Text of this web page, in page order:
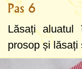
Pas 6
Lăsați
prosop și lăsați